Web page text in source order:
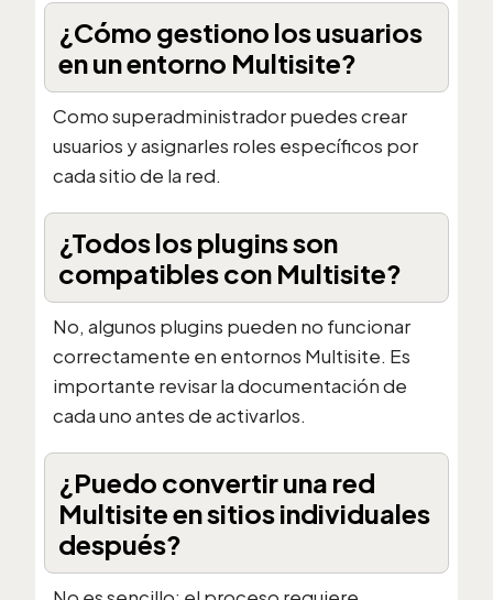
¿Cómo gestiono los usuarios
en un entorno Multisite?
Como superadministrador puedes crear
usuarios y asignarles roles específicos por
cada sitio de la red.
¿Todos los plugins son
compatibles con Multisite?
No, algunos plugins pueden no funcionar
correctamente en entornos Multisite. Es
importante revisar la documentación de
cada uno antes de activarlos.
¿Puedo convertir una red
Multisite en sitios individuales
después?